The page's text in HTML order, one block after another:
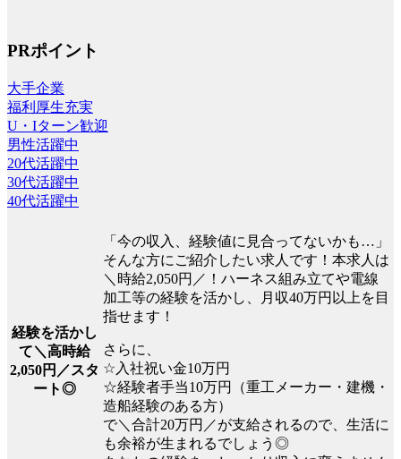
PRポイント
大手企業
福利厚生充実
U・Iターン歓迎
男性活躍中
20代活躍中
30代活躍中
40代活躍中
経験を活かし
て＼高時給
2,050円／スタ
ート◎
「今の収入、経験値に見合ってないかも…」
そんな方にご紹介したい求人です！本求人は
＼時給2,050円／！ハーネス組み立てや電線
加工等の経験を活かし、月収40万円以上を目
指せます！
さらに、
☆入社祝い金10万円
☆経験者手当10万円（重工メーカー・建機・
造船経験のある方）
で＼合計20万円／が支給されるので、生活に
も余裕が生まれるでしょう◎